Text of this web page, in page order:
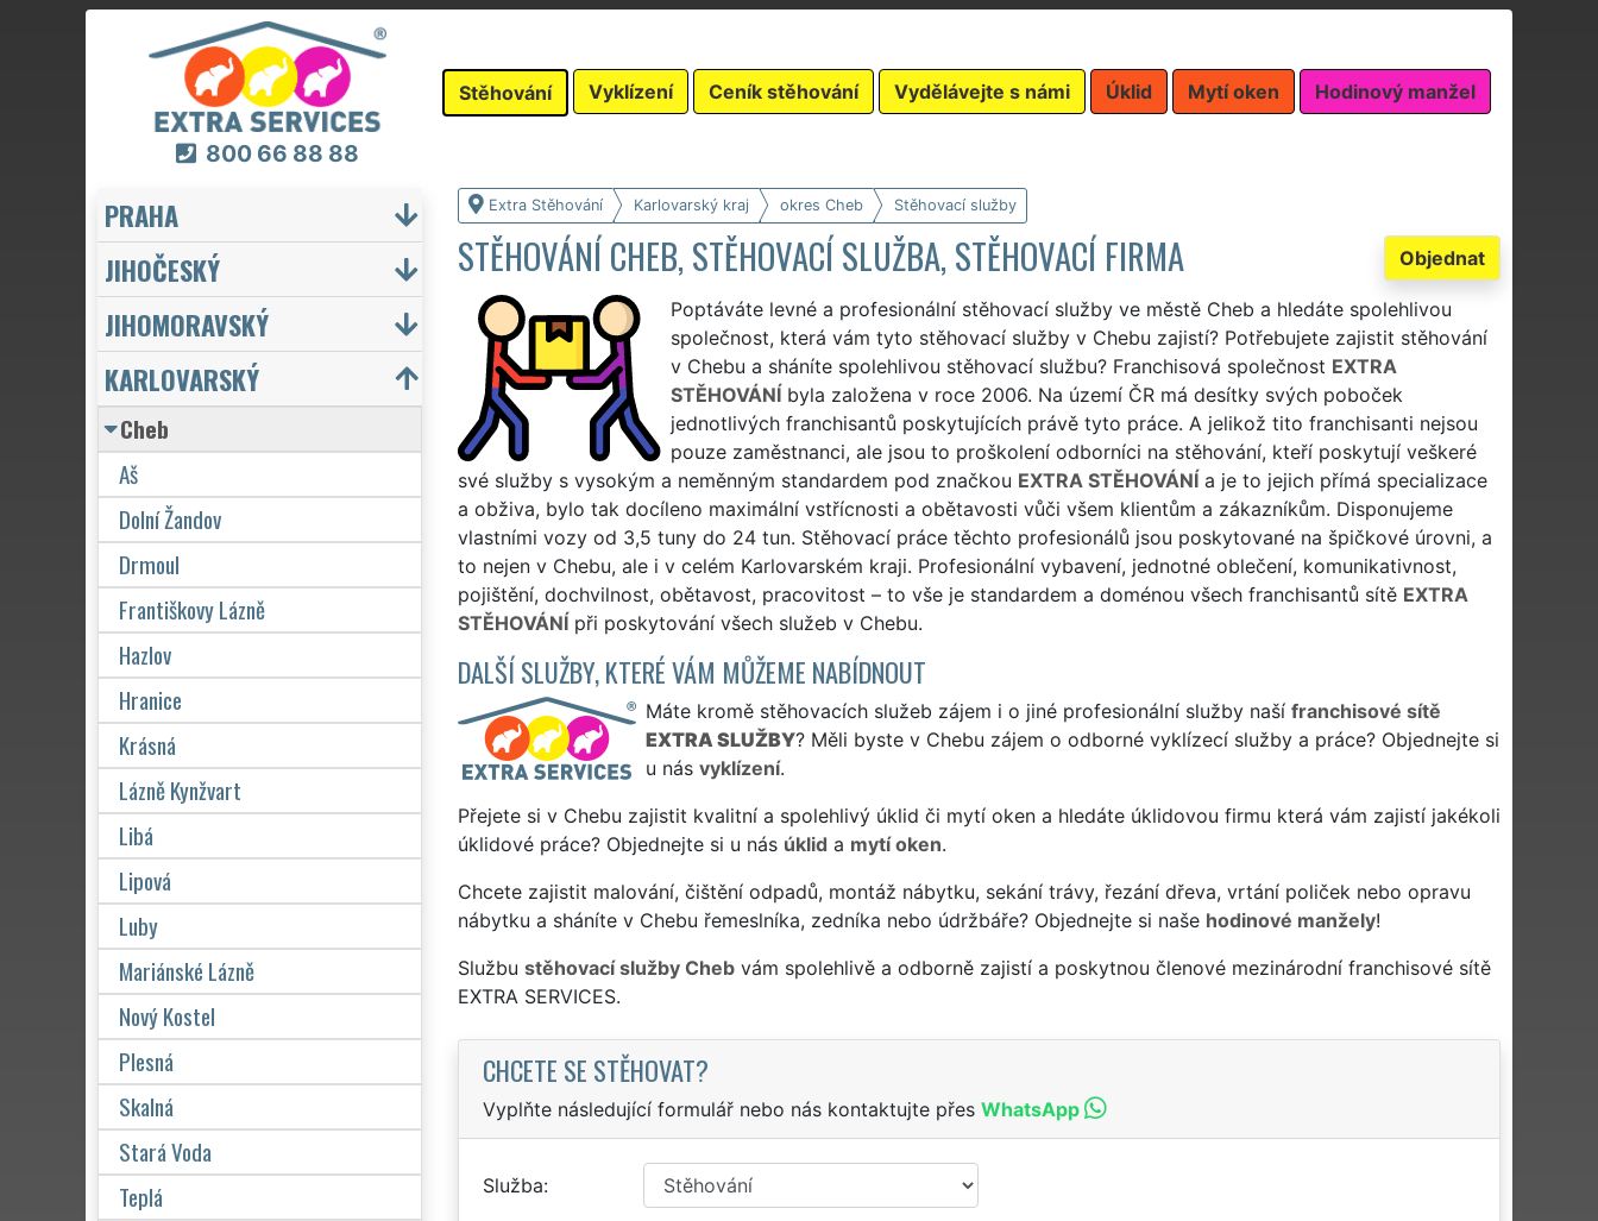
800 66 88 88
Stěhování Vyklízení Ceník stěhování Vydělávejte s námi Úklid Mytí oken Hodinový manžel
Extra Stěhování Karlovarský kraj okres Cheb Stěhovací služby
Objednat
STĚHOVÁNÍ CHEB, STĚHOVACÍ SLUŽBA, STĚHOVACÍ FIRMA
Poptáváte levné a profesionální stěhovací služby ve městě Cheb a hledáte spolehlivou
společnost, která vám tyto stěhovací služby v Chebu zajistí? Potřebujete zajistit stěhování
v Chebu a sháníte spolehlivou stěhovací službu? Franchisová společnost EXTRA
STĚHOVÁNÍbyla založena v roce 2006. Na území ČR má desítky svých poboček
jednotlivých franchisantů poskytujících právě tyto práce. A jelikož tito franchisanti nejsou
pouze zaměstnanci, ale jsou to proškolení odborníci na stěhování, kteří poskytují veškeré
své služby s vysokým a neměnným standardem pod značkou EXTRA STĚHOVÁNÍa je to jejich přímá specializace
a obživa, bylo tak docíleno maximální vstřícnosti a obětavosti vůči všem klientům a zákazníkům. Disponujeme
vlastními vozy od 3,5 tuny do 24 tun. Stěhovací práce těchto profesionálů jsou poskytované na špičkové úrovni, a
to nejen v Chebu, ale i v celém Karlovarském kraji. Profesionální vybavení, jednotné oblečení, komunikativnost,
pojištění, dochvilnost, obětavost, pracovitost – to vše je standardem a doménou všech franchisantů sítě EXTRA
STĚHOVÁNÍpři poskytování všech služeb v Chebu.
DALŠÍ SLUŽBY, KTERÉ VÁM MŮŽEME NABÍDNOUT
Máte kromě stěhovacích služeb zájem i o jiné profesionální služby naší franchisové sítě
EXTRA SLUŽBY? Měli byste v Chebu zájem o odborné vyklízecí služby a práce? Objednejte si
u nás vyklízení.
Přejete si v Chebu zajistit kvalitní a spolehlivý úklid či mytí oken a hledáte úklidovou firmu která vám zajistí jakékoli
úklidové práce? Objednejte si u nás úklid a mytí oken.
Chcete zajistit malování, čištění odpadů, montáž nábytku, sekání trávy, řezání dřeva, vrtání poliček nebo opravu
nábytku a sháníte v Chebu řemeslníka, zedníka nebo údržbáře? Objednejte si naše hodinové manžely!
Službu stěhovací služby Chebvám spolehlivě a odborně zajistí a poskytnou členové mezinárodní franchisové sítě
EXTRA SERVICES.
CHCETE SE STĚHOVAT?
Vyplňte následující formulář nebo nás kontaktujte přes WhatsApp
Služba
PRAHA
JIHOČESKÝ
JIHOMORAVSKÝ
KARLOVARSKÝ
Cheb
Aš
Dolní Žandov
Drmoul
Františkovy Lázně
Hazlov
Hranice
Krásná
Lázně Kynžvart
Libá
Lipová
Luby
Mariánské Lázně
Nový Kostel
Plesná
Skalná
Stará Voda
Teplá